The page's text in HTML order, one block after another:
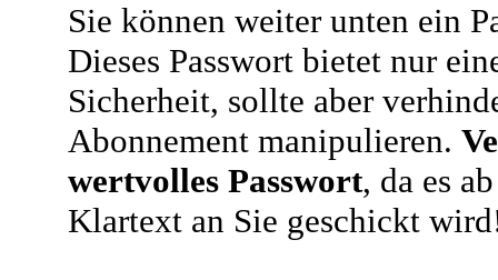
Sie können weiter unten ein
Dieses Passwort bietet nur
Sicherheit, sollte aber
Abonnement manipulieren.
wertvolles Passwort, da es
Klartext an Sie geschickt